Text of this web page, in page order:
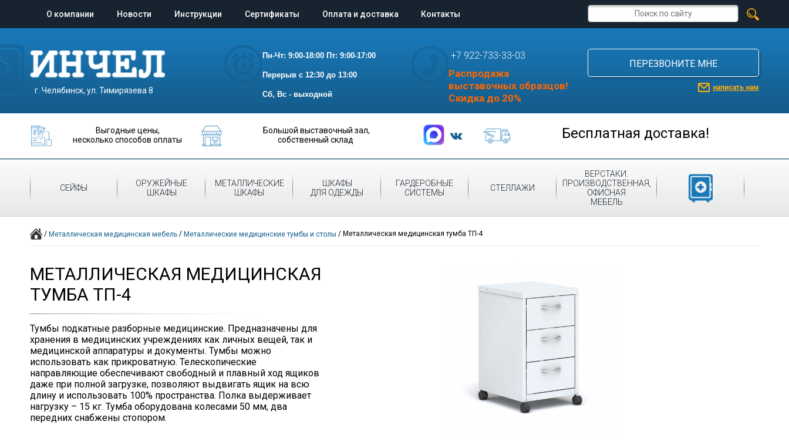
О компании Новости Инструкции Сертификаты Оплата и доставка Контакты
г. Челябинск, ул. Тимирязева 8
Пн-Чт: 9:00-18:00 Пт: 9:00-17:00
Перерыв с 12:30 до 13:00
Сб, Вс - выходной
+7 922-733-33-03
Распродажа
выставочных образцов!
Скидка до 20%
ПЕРЕЗВОНИТЕ МНЕ
написать нам
Выгодные цены,
несколько способов оплаты
Большой выставочный зал,
собственный склад
Бесплатная доставка!
СЕЙФЫ
ОРУЖЕЙНЫЕ
ШКАФЫ
МЕТАЛЛИЧЕСКИЕ
ШКАФЫ
ШКАФЫ
ДЛЯ ОДЕЖДЫ
ГАРДЕРОБНЫЕ
СИСТЕМЫ
СТЕЛЛАЖИ
ВЕРСТАКИ.
ПРОИЗВОДСТВЕННАЯ,
ОФИСНАЯ
МЕБЕЛЬ
МЕДИЦИНСКАЯ
МЕБЕЛЬ
/Металлическая медицинская мебель /Металлические медицинские тумбы и столы /Металлическая медицинская тумба ТП-4
МЕТАЛЛИЧЕСКАЯ МЕДИЦИНСКАЯ
ТУМБА ТП-4
Тумбы подкатные разборные медицинские. Предназначены для
хранения в медицинских учреждениях как личных вещей, так и
медицинской аппаратуры и документы. Тумбы можно
использовать как прикроватную. Телескопические
направляющие обеспечивают свободный и плавный ход ящиков
даже при полной загрузке, позволяют выдвигать ящик на всю
длину и использовать 100% пространства. Полка выдерживает
нагрузку – 15 кг. Тумба оборудована колесами 50 мм, два
передних снабжены стопором.